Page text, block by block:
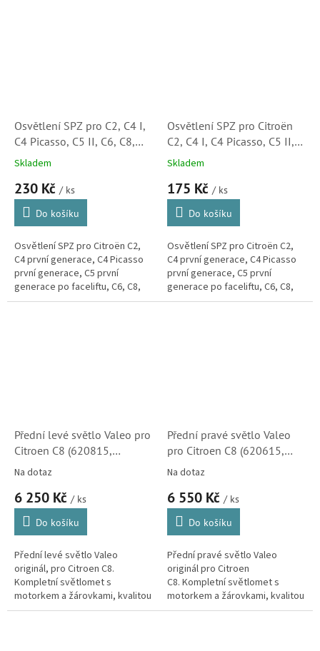
Osvětlení SPZ pro C2, C4 I,
C4 Picasso, C5 II, C6, C8,
Evasion, Jumpy, originál
S3
Skladem
230 Kč / ks
Do košíku
Osvětlení SPZ pro Citroën C2,
C4 první generace, C4 Picasso
první generace, C5 první
generace po faceliftu, C6, C8,
Evasion a Jumpy. (Peugeot 106,
Osvětlení SPZ pro Citroën
C2, C4 I, C4 Picasso, C5 II,
C6, C8, Evasion, Jumpy
4040920, 03811900)
Skladem
175 Kč / ks
Do košíku
Osvětlení SPZ pro Citroën C2,
C4 první generace, C4 Picasso
první generace, C5 první
generace po faceliftu, C6, C8,
Evasion a Jumpy. (Peugeot 106,
Přední levé světlo Valeo pro
Citroen C8 (620815,
088433 )
Na dotaz
6 250 Kč / ks
Do košíku
Přední levé světlo Valeo
originál, pro Citroen C8.
Kompletní světlomet s
motorkem a žárovkami, kvalitou
odpovídající originálnímu dílu.
Přední pravé světlo Valeo
pro Citroen C8 (620615,
088434)
Na dotaz
6 550 Kč / ks
Do košíku
Přední pravé světlo Valeo
originál pro Citroen
C8. Kompletní světlomet s
motorkem a žárovkami, kvalitou
odpovídající originálnímu dílu.